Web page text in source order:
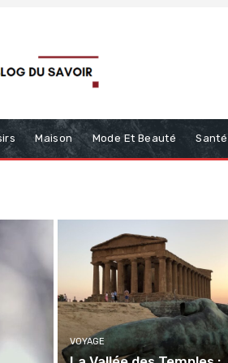
Maison Mode Et Beauté Santé
son bien-être au quotidien
VOYAGE